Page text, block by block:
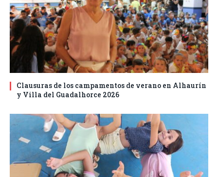
Clausuras de los campamentos de verano en Alhaurín
y Villa del Guadalhorce 2026